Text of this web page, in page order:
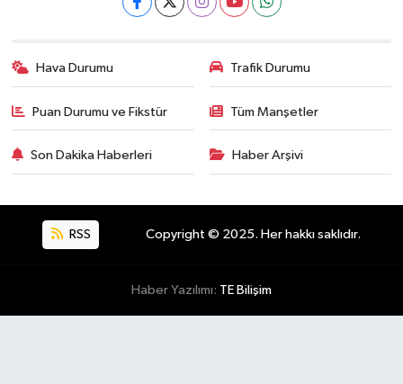
Hava Durumu Trafik Durumu
Puan Durumu ve Fikstür Tüm Manşetler
Son Dakika Haberleri Haber Arşivi
RSS Copyright © 2025. Her hakkı saklıdır.
Haber Yazılımı: TE Bilişim